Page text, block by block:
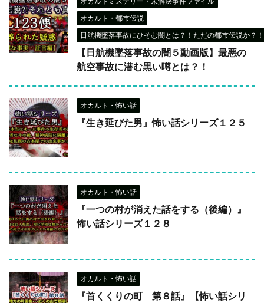
オカルト・都市伝説
日航機墜落事故にひそむ闇とは？！ただの都市伝説か？
【日航機墜落事故の闇５動画版】最悪の
航空事故に潜む黒い噂とは？！
オカルト・怖い話
『生き延びた男』怖い話シリーズ１２５
オカルト・怖い話
『一つの村が消えた話をする（後編）』
怖い話シリーズ１２８
オカルト・怖い話
『首くくりの町 第８話』【怖い話シリ